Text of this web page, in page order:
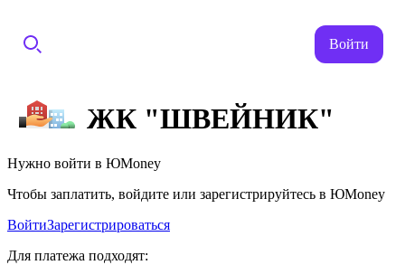
Войти
ЖК "ШВЕЙНИК"
Нужно войти в ЮMoney
Чтобы заплатить, войдите или зарегистрируйтесь в ЮMoney
ВойтиЗарегистрироваться
Для платежа подходят: